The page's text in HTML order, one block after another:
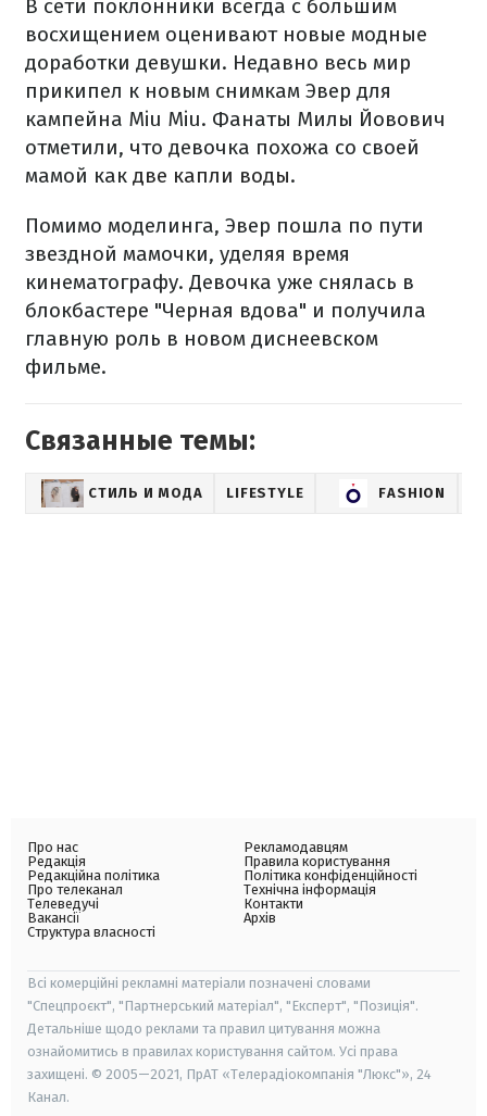
В сети поклонники всегда с большим
восхищением оценивают новые модные
доработки девушки. Недавно весь мир
прикипел к новым снимкам Эвер для
кампейна Miu Miu. Фанаты Милы Йовович
отметили, что девочка похожа со своей
мамой как две капли воды.
Помимо моделинга, Эвер пошла по пути
звездной мамочки, уделяя время
кинематографу. Девочка уже снялась в
блокбастере "Черная вдова" и получила
главную роль в новом диснеевском
фильме.
Связанные темы:
СТИЛЬ И МОДА LIFESTYLE FASHION
Про нас
Редакція
Редакційна політика
Про телеканал
Телеведучі
Вакансії
Структура власності
Рекламодавцям
Правила користування
Політика конфіденційності
Технічна інформація
Контакти
Архів
Всі комерційні рекламні матеріали позначені словами
"Спецпроєкт", "Партнерський матеріал", "Експерт", "Позиція".
Детальніше щодо реклами та правил цитування можна
ознайомитись в правилах користування сайтом. Усі права
захищені. © 2005—2021, ПрАТ «Телерадіокомпанія "Люкс"», 24
Канал.